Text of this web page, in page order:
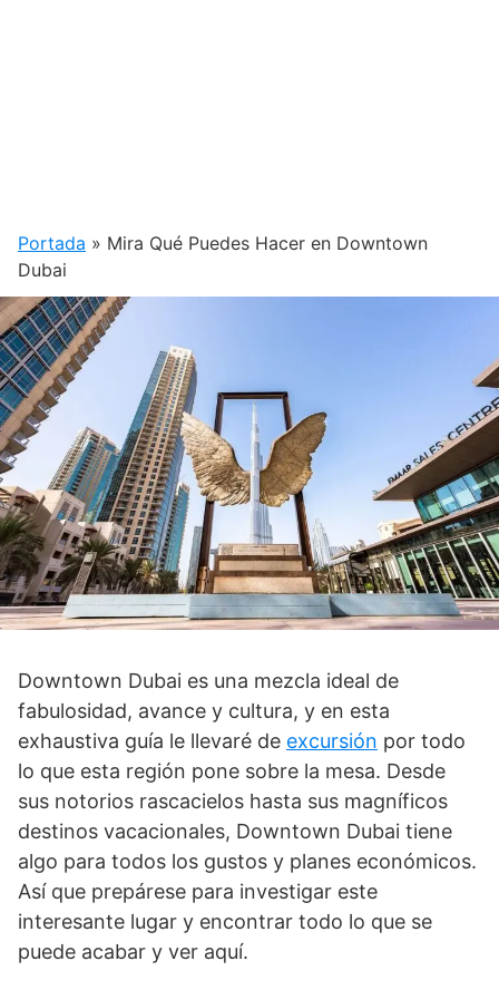
Portada » Mira Qué Puedes Hacer en Downtown
Dubai
Downtown Dubai es una mezcla ideal de
fabulosidad, avance y cultura, y en esta
exhaustiva guía le llevaré de excursión por todo
lo que esta región pone sobre la mesa. Desde
sus notorios rascacielos hasta sus magníficos
destinos vacacionales, Downtown Dubai tiene
algo para todos los gustos y planes económicos.
Así que prepárese para investigar este
interesante lugar y encontrar todo lo que se
puede acabar y ver aquí.